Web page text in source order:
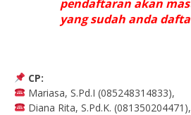
pendaftaran akan
yang sudah anda
CP:
Mariasa, S.Pd.I (085248314833),
Diana Rita, S.Pd.K. (081350204471),